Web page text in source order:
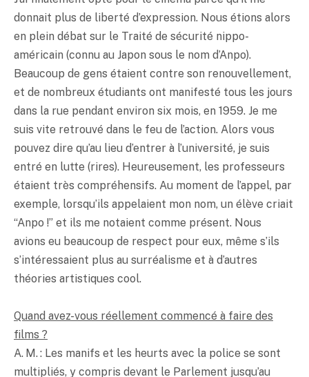
donnait plus de liberté d’expression. Nous étions alors
en plein débat sur le Traité de sécurité nippo-
américain (connu au Japon sous le nom d’Anpo).
Beaucoup de gens étaient contre son renouvellement,
et de nombreux étudiants ont manifesté tous les jours
dans la rue pendant environ six mois, en 1959. Je me
suis vite retrouvé dans le feu de l’action. Alors vous
pouvez dire qu’au lieu d’entrer à l’université, je suis
entré en lutte (rires). Heureusement, les professeurs
étaient très compréhensifs. Au moment de l’appel, par
exemple, lorsqu’ils appelaient mon nom, un élève criait
“Anpo !” et ils me notaient comme présent. Nous
avions eu beaucoup de respect pour eux, même s’ils
s’intéressaient plus au surréalisme et à d’autres
théories artistiques cool.
Quand avez-vous réellement commencé à faire des
films ?
A. M. : Les manifs et les heurts avec la police se sont
multipliés, y compris devant le Parlement jusqu’au